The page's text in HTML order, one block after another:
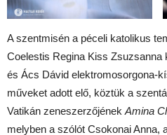
A szentmisén a péceli katolikus
Coelestis Regina Kiss
és Ács Dávid elektromosorgona-
műveket adott elő, köztük a
Vatikán zeneszerzőjének Amina
melyben a szólót Csokonai Anna,